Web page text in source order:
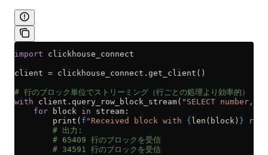
import clickhouse_connect
client = clickhouse_connect.get_client()
# 行のブロック単位でストリーミング（行ごとの処理より効率的）
with client.query_row_block_stream( "SELECT number,
    for
block in stream:
        print
( f "Received block with { len (block) }
        # 出力:
        # 65409 行のブロックを受信
        # 34591 行のブロックを受信